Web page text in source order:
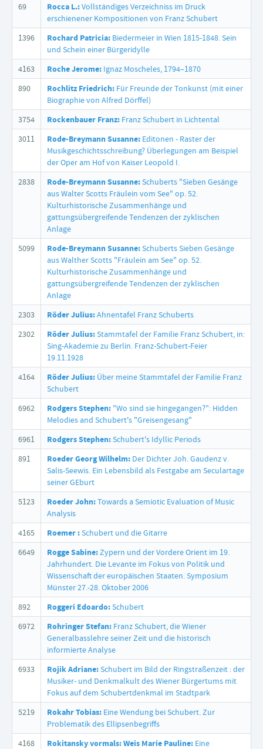
69
Rocca L.:Vollständiges Verzeichniss im Druck
erschienener Kompositionen von Franz Schubert
1396
Rochard Patricia: Biedermeier in Wien 1815-1848. Sein
und Schein einer Bürgeridylle
4163
Roche Jerome: Ignaz Moscheles, 1794–1870
890
Rochlitz Friedrich: Für Freunde der Tonkunst (mit einer
Biographie von Alfred Dörffel)
3754
Rockenbauer Franz: Franz Schubert in Lichtental
3011
Rode-Breymann Susanne: Editonen - Raster der
Musikgeschichtsschreibung? Überlegungen am Beispiel
der Oper am Hof von Kaiser Leopold I.
2838
Rode-Breymann Susanne:Schuberts "Sieben Gesänge
aus Walter Scotts Fräulein vom See" op. 52.
Kulturhistorische Zusammenhänge und
gattungsübergreifende Tendenzen der zyklischen
Anlage
5099
Rode-Breymann Susanne:Schuberts Sieben Gesänge
aus Walther Scotts "Fräulein am See" op. 52.
Kulturhistorische Zusammenhänge und
gattungsübergreifende Tendenzen der zyklischen
Anlage
2303
Röder Julius:Ahnentafel Franz Schuberts
2302
Röder Julius:Stammtafel der Familie Franz Schubert, in:
Sing-Akademie zu Berlin. Franz-Schubert-Feier
19.11.1928
4164
Röder Julius: Über meine Stammtafel der Familie Franz
Schubert
6962
Rodgers Stephen: "Wo sind sie hingegangen?": Hidden
Melodies and Schubert's "Greisengesang"
6961
Rodgers Stephen:Schubert's Idyllic Periods
891
Roeder Georg Wilhelm: Der Dichter Joh. Gaudenz v.
Salis-Seewis. Ein Lebensbild als Festgabe am Seculartage
seiner GEburt
5123
Roeder John:Towards a Semiotic Evaluation of Music
Analysis
4165
Roemer :Schubert und die Gitarre
6649
Rogge Sabine:Zypern und der Vordere Orient im 19.
Jahrhundert. Die Levante im Fokus von Politik und
Wissenschaft der europäischen Staaten. Symposium
Münster 27.-28. Oktober 2006
892
Roggeri Edoardo:Schubert
6972
Rohringer Stefan: Franz Schubert, die Wiener
Generalbasslehre seiner Zeit und die historisch
informierte Analyse
6933
Rojik Adriane:Schubert im Bild der Ringstraßenzeit : der
Musiker- und Denkmalkult des Wiener Bürgertums mit
Fokus auf dem Schubertdenkmal im Stadtpark
5219
Rokahr Tobias: Eine Wendung bei Schubert. Zur
Problematik des Ellipsenbegriffs
4168
Rokitansky vormals: Weis Marie Pauline: Eine